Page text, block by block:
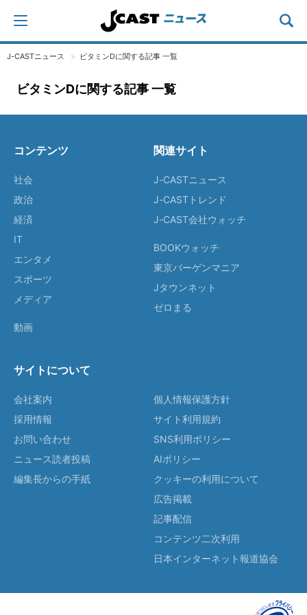
J-CASTニュース ビタミンDに関する記事 一覧
ビタミンDに関する記事 一覧
コンテンツ
社会
政治
経済
IT
エンタメ
スポーツ
メディア
動画
関連サイト
J-CASTニュース
J-CASTトレンド
J-CAST会社ウォッチ
BOOKウォッチ
東京バーゲンマニア
Jタウンネット
ゼロまる
サイトについて
会社案内
採用情報
お問い合わせ
ニュース読者投稿
編集長からの手紙
個人情報保護方針
サイト利用規約
SNS利用ポリシー
AIポリシー
クッキーの利用について
広告掲載
記事配信
コンテンツ二次利用
日本インターネット報道協会